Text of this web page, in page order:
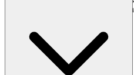
omdömen noggrant innan du